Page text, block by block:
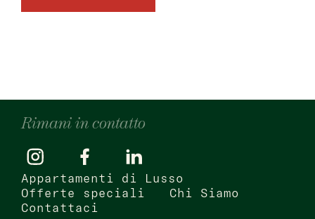
Rimani in contatto
Appartamenti di Lusso
Offerte speciali
Chi Siamo
Contattaci